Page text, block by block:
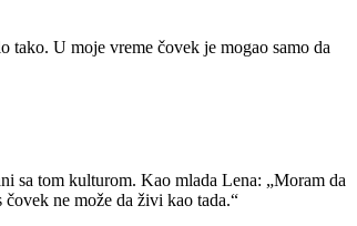
tako. U moje vreme čovek je mogao samo da
sa tom kulturom. Kao mlada Lena: „Moram da
ne može da živi kao tada.“